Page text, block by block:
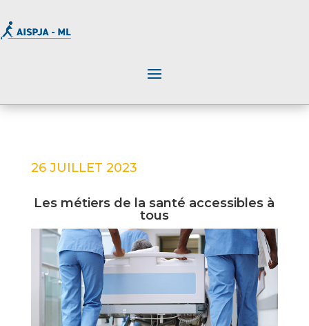
26 JUILLET 2023
Les métiers de la santé accessibles à
tous